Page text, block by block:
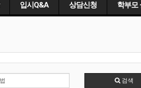
입시Q&A 상담신청 학부모
검색